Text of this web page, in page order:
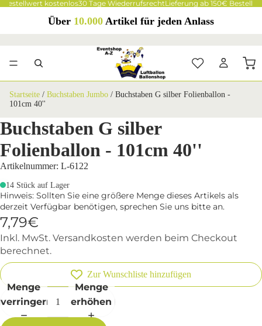
kostenlos30 Tage WiederrufsrechtLieferung ab 150€
Über 10.000 Artikel für jeden Anlass
Startseite / Buchstaben Jumbo / Buchstaben G silber Folienballon -
101cm 40''
Buchstaben G silber
Folienballon - 101cm 40''
Artikelnummer: L-6122
14 Stück auf Lager
Hinweis: Sollten Sie eine größere Menge dieses Artikels als
derzeit Verfügbar benötigen, sprechen Sie uns bitte an.
7,79€
Inkl. MwSt. Versandkosten werden beim Checkout
berechnet.
Zur Wunschliste hinzufügen
Menge
verringern
Menge
erhöhen